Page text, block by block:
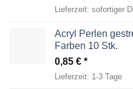
Lieferzeit: sofortiger
Acryl Perlen
Farben 10 Stk.
0,85 €
Lieferzeit: 1-3 Tage